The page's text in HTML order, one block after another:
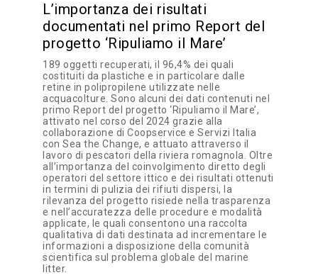
L’importanza dei risultati
documentati nel primo Report del
progetto ‘Ripuliamo il Mare’
189 oggetti recuperati, il 96,4% dei quali
costituiti da plastiche e in particolare dalle
retine in polipropilene utilizzate nelle
acquacolture. Sono alcuni dei dati contenuti nel
primo Report del progetto ‘Ripuliamo il Mare’,
attivato nel corso del 2024 grazie alla
collaborazione di Coopservice e Servizi Italia
con Sea the Change, e attuato attraverso il
lavoro di pescatori della riviera romagnola. Oltre
all’importanza del coinvolgimento diretto degli
operatori del settore ittico e dei risultati ottenuti
in termini di pulizia dei rifiuti dispersi, la
rilevanza del progetto risiede nella trasparenza
e nell’accuratezza delle procedure e modalità
applicate, le quali consentono una raccolta
qualitativa di dati destinata ad incrementare le
informazioni a disposizione della comunità
scientifica sul problema globale del marine
litter.